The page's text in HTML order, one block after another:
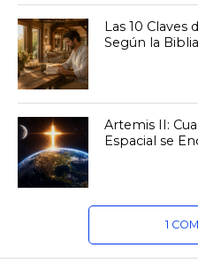
Las 10 Claves
Según la Biblia
Artemis II:
Espacial se
1